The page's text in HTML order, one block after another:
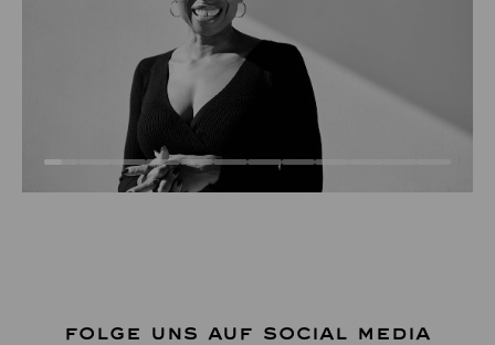
FOLGE UNS AUF SOCIAL MEDIA